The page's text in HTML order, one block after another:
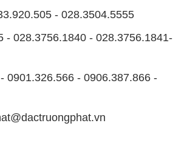
- 028.3504.5555
- 028.3756.1840 - 028.3756.1841-
0901.326.566 - 0906.387.866 -